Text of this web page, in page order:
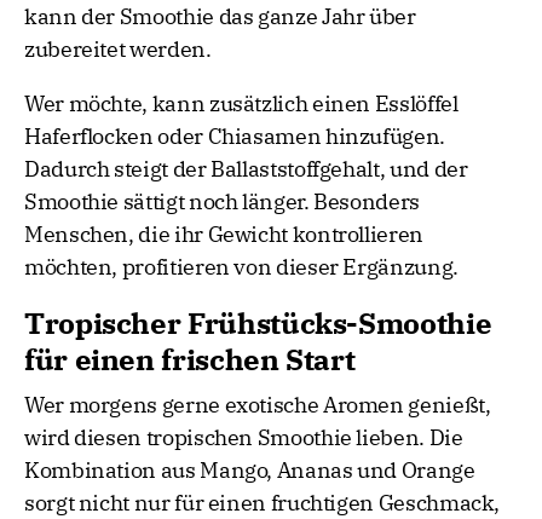
kann der Smoothie das ganze Jahr über
zubereitet werden.
Wer möchte, kann zusätzlich einen Esslöffel
Haferflocken oder Chiasamen hinzufügen.
Dadurch steigt der Ballaststoffgehalt, und der
Smoothie sättigt noch länger. Besonders
Menschen, die ihr Gewicht kontrollieren
möchten, profitieren von dieser Ergänzung.
Tropischer Frühstücks-Smoothie
für einen frischen Start
Wer morgens gerne exotische Aromen genießt,
wird diesen tropischen Smoothie lieben. Die
Kombination aus Mango, Ananas und Orange
sorgt nicht nur für einen fruchtigen Geschmack,